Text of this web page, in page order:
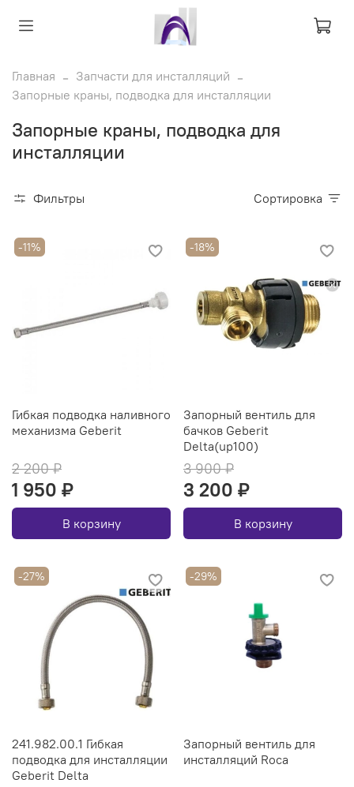
Главная
Запчасти для инсталляций
Запорные краны, подводка для инсталляции
Запорные краны, подводка для
инсталляции
Фильтры Сортировка
-11%
Гибкая подводка наливного
механизма Geberit
2 200 ₽
1 950 ₽
В корзину
-18%
Запорный вентиль для
бачков Geberit
Delta(up100)
3 900 ₽
3 200 ₽
В корзину
-27%
241.982.00.1 Гибкая
подводка для инсталляции
Geberit Delta
-29%
Запорный вентиль для
инсталляций Roca